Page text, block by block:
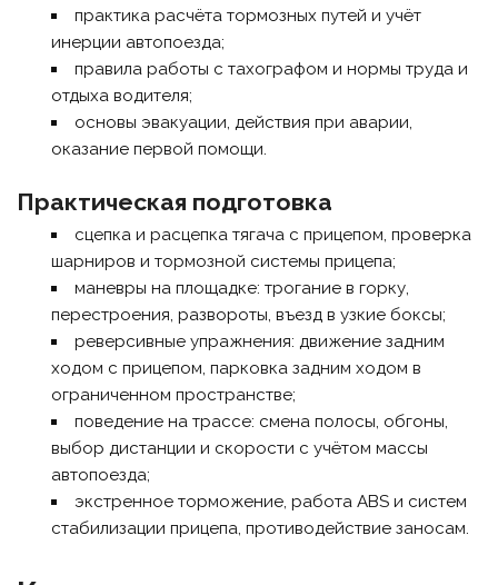
практика расчёта тормозных путей и учёт
инерции автопоезда;
правила работы с тахографом и нормы труда и
отдыха водителя;
основы эвакуации, действия при аварии,
оказание первой помощи.
Практическая подготовка
сцепка и расцепка тягача с прицепом, проверка
шарниров и тормозной системы прицепа;
маневры на площадке: трогание в горку,
перестроения, развороты, въезд в узкие боксы;
реверсивные упражнения: движение задним
ходом с прицепом, парковка задним ходом в
ограниченном пространстве;
поведение на трассе: смена полосы, обгоны,
выбор дистанции и скорости с учётом массы
автопоезда;
экстренное торможение, работа ABS и систем
стабилизации прицепа, противодействие заносам.